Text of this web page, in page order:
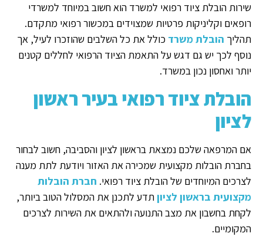
שירות הובלת ציוד רפואי למשרד הוא חשוב במיוחד למשרדי
רופאים וקליניקות פרטיות שמצוידים במכשור רפואי מתקדם.
תהליךהובלת משרדכולל את כל השלבים שהוזכרו לעיל, אך
נוסף לכך יש גם דגש על התאמת הציוד הרפואי לחללים קטנים
יותר ואחסון נכון במשרד.
הובלת ציוד רפואי בעיר ראשון
לציון
אם המרפאה שלכם נמצאת בראשון לציון והסביבה, חשוב לבחור
בחברת הובלות מקצועית שמכירה את האזור ויודעת לתת מענה
לצרכים המיוחדים של הובלת ציוד רפואי.חברת הובלות
מקצועית בראשון לציוןתדע לתכנן את המסלול הטוב ביותר,
לקחת בחשבון את מצב התנועה ולהתאים את השירות לצרכים
המקומיים.